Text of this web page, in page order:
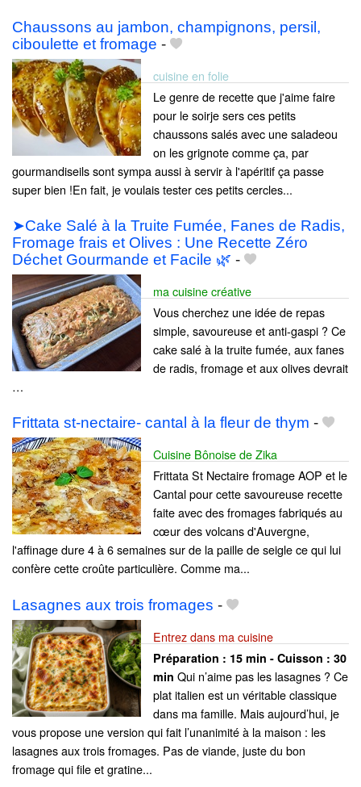
Chaussons au jambon, champignons, persil,
ciboulette et fromage -
cuisine en folie
Le genre de recette que j'aime faire
pour le soirje sers ces petits
chaussons salés avec une saladeou
on les grignote comme ça, par
gourmandiseils sont sympa aussi à servir à l'apéritif ça passe
super bien !En fait, je voulais tester ces petits cercles...
➤Cake Salé à la Truite Fumée, Fanes de Radis,
Fromage frais et Olives : Une Recette Zéro
Déchet Gourmande et Facile 🌿 -
ma cuisine créative
Vous cherchez une idée de repas
simple, savoureuse et anti-gaspi ? Ce
cake salé à la truite fumée, aux fanes
de radis, fromage et aux olives devrait
…
Frittata st-nectaire- cantal à la fleur de thym -
Cuisine Bônoise de Zika
Frittata St Nectaire fromage AOP et le
Cantal pour cette savoureuse recette
faite avec des fromages fabriqués au
cœur des volcans d'Auvergne,
l'affinage dure 4 à 6 semaines sur de la paille de seigle ce qui lui
confère cette croûte particulière. Comme ma...
Lasagnes aux trois fromages -
Entrez dans ma cuisine
Préparation : 15 min - Cuisson : 30
min Qui n’aime pas les lasagnes ? Ce
plat italien est un véritable classique
dans ma famille. Mais aujourd’hui, je
vous propose une version qui fait l’unanimité à la maison : les
lasagnes aux trois fromages. Pas de viande, juste du bon
fromage qui file et gratine...